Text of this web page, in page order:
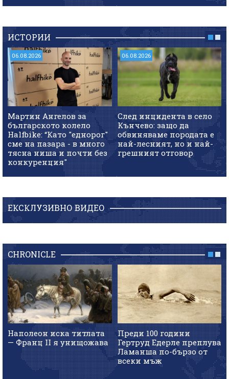
ИСТОРИИ
06.08.2026
Мартин Ангелов за
българското колело
Halfbike: “Като "еднорог"
сме на пазара - в много
тясна ниша и почти без
конкуренция"
06.08.2026
След инцидента в село
Кънчево: защо да
обвиняваме породата е
най-лесният, но и най-
грешният отговор
ЕКСКЛУЗИВНО ВИДЕО
CHRONICLE
Наполеон иска титлата
— Франц II я унищожава
Преди 100 години
Гертруд Едерле преплува
Ламанша по-бързо от
всеки мъж